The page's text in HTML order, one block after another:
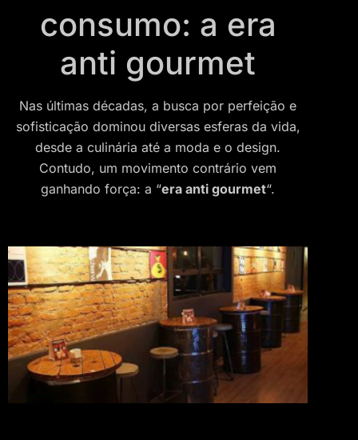
consumo: a era
anti gourmet
Nas últimas décadas, a busca por perfeição e
sofisticação dominou diversas esferas da vida,
desde a culinária até a moda e o design.
Contudo, um movimento contrário vem
ganhando força: a “era anti gourmet“.